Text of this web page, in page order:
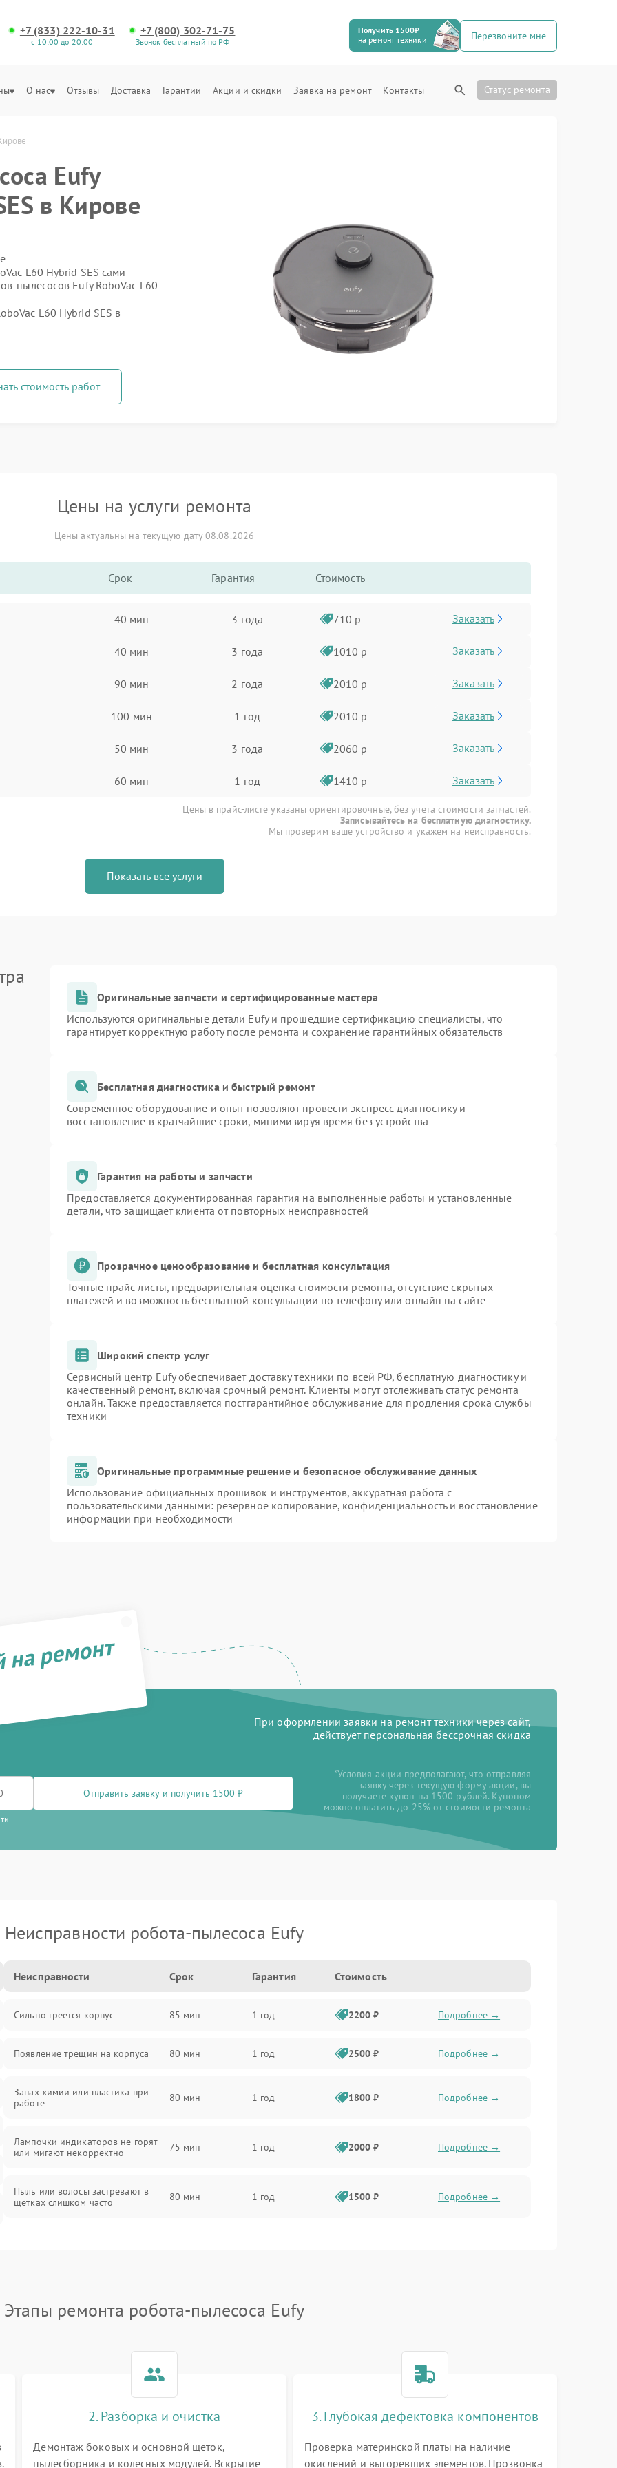
+7 (833) 222-10-31
с 10:00 до 20:00
+7 (800) 302-71-75
Звонок бесплатный по РФ
Получить 1500₽
на ремонт техники
Перезвоните мне
О нас Отзывы Доставка Гарантии Акции и скидки Заявка на ремонт Контакты Статус ремонта
Eufy
в Кирове
L60 Hybrid SES сами
пылесосов Eufy RoboVac L60
L60 Hybrid SES в
стоимость работ
Цены на услуги ремонта
Цены актуальны на текущую дату 08.08.2026
Срок Гарантия Стоимость
40 мин 3 года 710 р Заказать
40 мин 3 года 1010 р Заказать
90 мин 2 года 2010 р Заказать
100 мин 1 год 2010 р Заказать
50 мин 3 года 2060 р Заказать
60 мин 1 год 1410 р Заказать
Цены в прайс-листе указаны ориентировочные, без учета стоимости запчастей.
Записывайтесь на бесплатную диагностику.
Мы проверим ваше устройство и укажем на неисправность.
Показать все услуги
Оригинальные запчасти и сертифицированные мастера
Используются оригинальные детали Eufy и прошедшие сертификацию специалисты, что
гарантирует корректную работу после ремонта и сохранение гарантийных обязательств
Бесплатная диагностика и быстрый ремонт
Современное оборудование и опыт позволяют провести экспресс-диагностику и
восстановление в кратчайшие сроки, минимизируя время без устройства
Гарантия на работы и запчасти
Предоставляется документированная гарантия на выполненные работы и установленные
детали, что защищает клиента от повторных неисправностей
Прозрачное ценообразование и бесплатная консультация
Точные прайс-листы, предварительная оценка стоимости ремонта, отсутствие скрытых
платежей и возможность бесплатной консультации по телефону или онлайн на сайте
Широкий спектр услуг
Сервисный центр Eufy обеспечивает доставку техники по всей РФ, бесплатную диагностику и
качественный ремонт, включая срочный ремонт. Клиенты могут отслеживать статус ремонта
онлайн. Также предоставляется постгарантийное обслуживание для продления срока службы
техники
Оригинальные программные решение и безопасное обслуживание данных
Использование официальных прошивок и инструментов, аккуратная работа с
пользовательскими данными: резервное копирование, конфиденциальность и восстановление
информации при необходимости
ремонт
При оформлении заявки на ремонт техники через сайт,
действует персональная бессрочная скидка
Отправить заявку и получить 1500 ₽
*Условия акции предполагают, что отправляя
заявку через текущую форму акции, вы
получаете купон на 1500 рублей. Купоном
можно оплатить до 25% от стоимости ремонта
Неисправности робота-пылесоса Eufy
Неисправности Срок Гарантия Стоимость
Сильно греется корпус 85 мин 1 год 2200 ₽ Подробнее →
Появление трещин на корпуса 80 мин 1 год 2500 ₽ Подробнее →
Запах химии или пластика при
работе
80 мин 1 год 1800 ₽ Подробнее →
Лампочки индикаторов не горят
или мигают некорректно
75 мин 1 год 2000 ₽ Подробнее →
Пыль или волосы застревают в
щетках слишком часто
80 мин 1 год 1500 ₽ Подробнее →
Этапы ремонта робота-пылесоса Eufy
2. Разборка и очистка
Демонтаж боковых и основной щеток,
пылесборника и колесных модулей. Вскрытие
3. Глубокая дефектовка компонентов
Проверка материнской платы на наличие
окислений и выгоревших элементов. Прозвонка